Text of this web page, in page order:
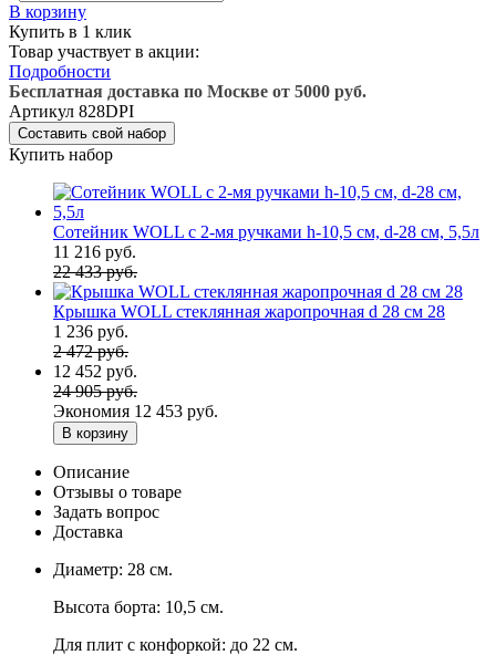
В корзину
Купить в 1 клик
Товар участвует в акции:
Подробности
Бесплатная доставка по Москве от 5000 руб.
Артикул 828DPI
Составить свой набор
Купить набор
Сотейник WOLL с 2-мя ручками h-10,5 см, d-28 см, 5,5л
11 216 руб.
22 433 руб.
Крышка WOLL стеклянная жаропрочная d 28 см 28
1 236 руб.
2 472 руб.
12 452 руб.
24 905 руб.
Экономия 12 453 руб.
В корзину
Описание
Отзывы о товаре
Задать вопрос
Доставка
Диаметр: 28 см.
Высота борта: 10,5 см.
Для плит с конфоркой: до 22 см.